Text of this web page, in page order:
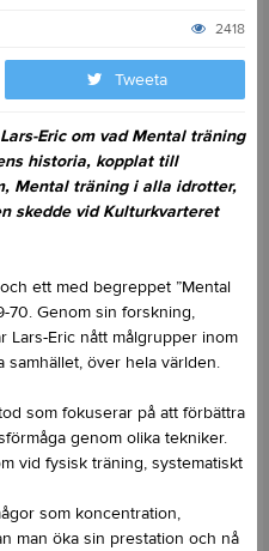
2418
Tweeta
Eric om vad Mental träning
historia, kopplat till
Mental träning i alla idrotter,
skedde vid Kulturkvarteret
ett med begreppet ”Mental
70. Genom sin forskning,
Lars-Eric nått målgrupper inom
samhället, över hela världen.
som fokuserar på att förbättra
genom olika tekniker.
vid fysisk träning, systematiskt
som koncentration,
man öka sin prestation och nå